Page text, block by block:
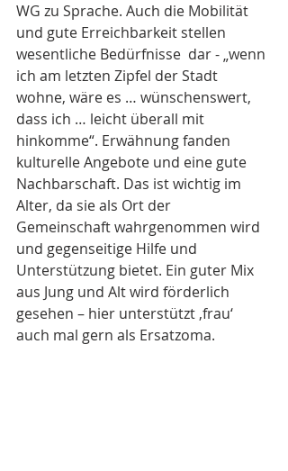
WG zu Sprache. Auch die Mobilität
und gute Erreichbarkeit stellen
wesentliche Bedürfnisse  dar - „wenn
ich am letzten Zipfel der Stadt
wohne, wäre es … wünschenswert,
dass ich … leicht überall mit
hinkomme“. Erwähnung fanden
kulturelle Angebote und eine gute
Nachbarschaft. Das ist wichtig im
Alter, da sie als Ort der
Gemeinschaft wahrgenommen wird
und gegenseitige Hilfe und
Unterstützung bietet. Ein guter Mix
aus Jung und Alt wird förderlich
gesehen – hier unterstützt ‚frau‘
auch mal gern als Ersatzoma.